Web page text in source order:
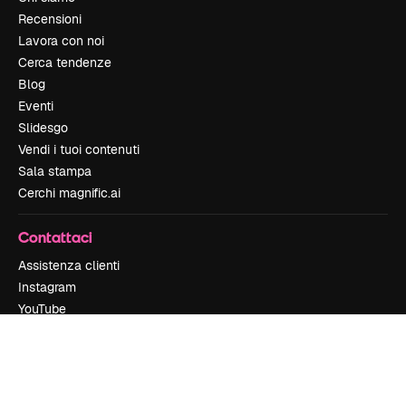
Recensioni
Lavora con noi
Cerca tendenze
Blog
Eventi
Slidesgo
Vendi i tuoi contenuti
Sala stampa
Cerchi magnific.ai
Contattaci
Assistenza clienti
Instagram
YouTube